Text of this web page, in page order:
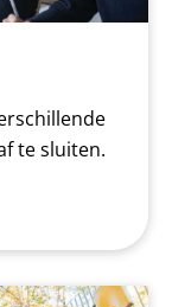
te sluiten.